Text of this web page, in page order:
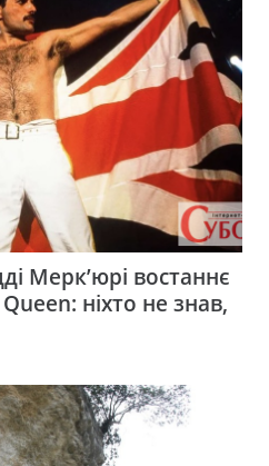
Мерк’юрі востаннє
ніхто не знав,